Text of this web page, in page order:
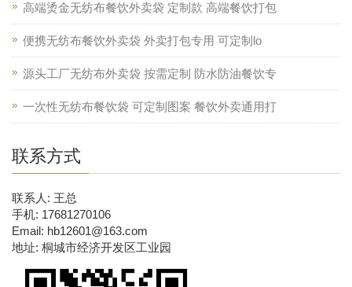
高端烫金无纺布餐饮外卖袋 定制款 高端餐饮打包
便携无纺布餐饮外卖袋 外卖打包专用 可定制lo
源头工厂无纺布外卖袋 按需定制 防水防油餐饮专
一次性无纺布餐饮袋 可定制图案 餐饮外卖通用打
联系方式
联系人: 王总
手机: 17681270106
Email: hb12601@163.com
地址: 桐城市经济开发区工业园